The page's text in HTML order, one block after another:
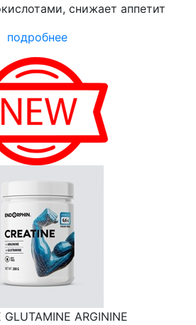
снижает аппетит
подробнее
GLUTAMINE ARGININE